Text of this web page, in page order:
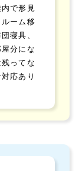
で形見
ーム移
寝具、
分にな
ってな
応あり